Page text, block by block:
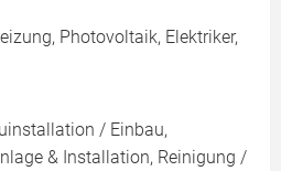
Photovoltaik, Elektriker,
/ Einbau,
& Installation, Reinigung /